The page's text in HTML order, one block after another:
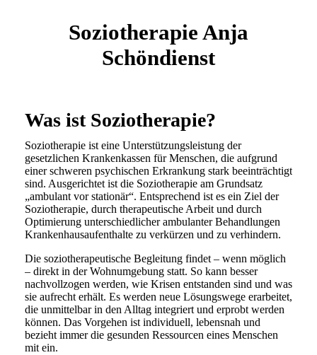
Soziotherapie Anja
Schöndienst
Was ist Soziotherapie?
Soziotherapie ist eine Unterstützungsleistung der
gesetzlichen Krankenkassen für Menschen, die aufgrund
einer schweren psychischen Erkrankung stark beeinträchtigt
sind. Ausgerichtet ist die Soziotherapie am Grundsatz
„ambulant vor stationär“. Entsprechend ist es ein Ziel der
Soziotherapie, durch therapeutische Arbeit und durch
Optimierung unterschiedlicher ambulanter Behandlungen
Krankenhausaufenthalte zu verkürzen und zu verhindern.
Die soziotherapeutische Begleitung findet – wenn möglich
– direkt in der Wohnumgebung statt. So kann besser
nachvollzogen werden, wie Krisen entstanden sind und was
sie aufrecht erhält. Es werden neue Lösungswege erarbeitet,
die unmittelbar in den Alltag integriert und erprobt werden
können. Das Vorgehen ist individuell, lebensnah und
bezieht immer die gesunden Ressourcen eines Menschen
mit ein.